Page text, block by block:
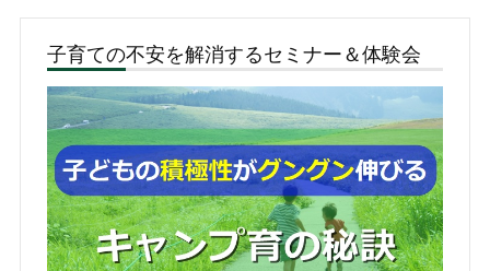
子育ての不安を解消するセミナー＆体験会